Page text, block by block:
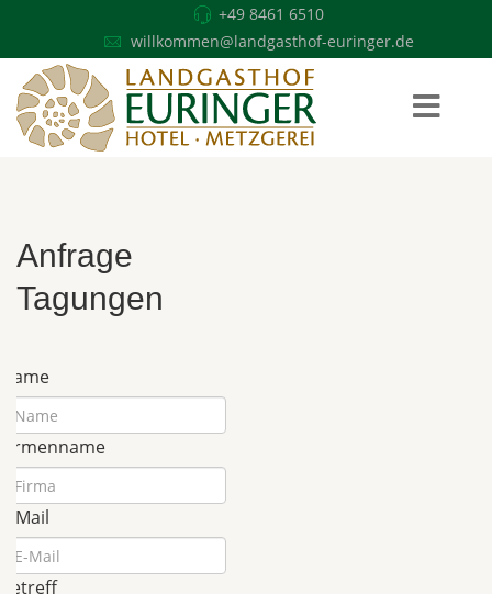
+49 8461 6510
willkommen@landgasthof-euringer.de
Anfrage
Tagungen
Name
Firmenname
E-Mail
Betreff